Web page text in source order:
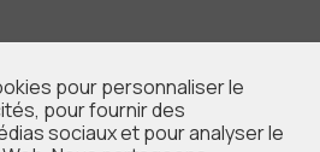
pour personnaliser le
pour fournir des
sociaux et pour analyser le